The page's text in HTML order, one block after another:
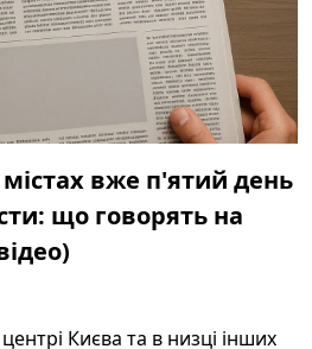
вже п'ятий день
що говорять на
Києва та в низці інших